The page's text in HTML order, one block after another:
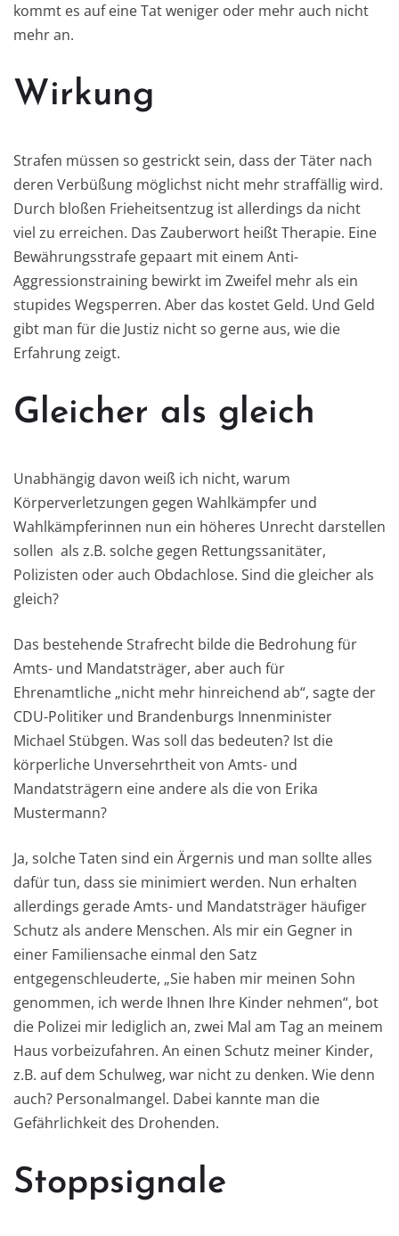
kommt es auf eine Tat weniger oder mehr auch nicht
mehr an.
Wirkung
Strafen müssen so gestrickt sein, dass der Täter nach
deren Verbüßung möglichst nicht mehr straffällig wird.
Durch bloßen Frieheitsentzug ist allerdings da nicht
viel zu erreichen. Das Zauberwort heißt Therapie. Eine
Bewährungsstrafe gepaart mit einem Anti-
Aggressionstraining bewirkt im Zweifel mehr als ein
stupides Wegsperren. Aber das kostet Geld. Und Geld
gibt man für die Justiz nicht so gerne aus, wie die
Erfahrung zeigt.
Gleicher als gleich
Unabhängig davon weiß ich nicht, warum
Körperverletzungen gegen Wahlkämpfer und
Wahlkämpferinnen nun ein höheres Unrecht darstellen
sollen als z.B. solche gegen Rettungssanitäter,
Polizisten oder auch Obdachlose. Sind die gleicher als
gleich?
Das bestehende Strafrecht bilde die Bedrohung für
Amts- und Mandatsträger, aber auch für
Ehrenamtliche „nicht mehr hinreichend ab“, sagte der
CDU-Politiker und Brandenburgs Innenminister
Michael Stübgen. Was soll das bedeuten? Ist die
körperliche Unversehrtheit von Amts- und
Mandatsträgern eine andere als die von Erika
Mustermann?
Ja, solche Taten sind ein Ärgernis und man sollte alles
dafür tun, dass sie minimiert werden. Nun erhalten
allerdings gerade Amts- und Mandatsträger häufiger
Schutz als andere Menschen. Als mir ein Gegner in
einer Familiensache einmal den Satz
entgegenschleuderte, „Sie haben mir meinen Sohn
genommen, ich werde Ihnen Ihre Kinder nehmen“, bot
die Polizei mir lediglich an, zwei Mal am Tag an meinem
Haus vorbeizufahren. An einen Schutz meiner Kinder,
z.B. auf dem Schulweg, war nicht zu denken. Wie denn
auch? Personalmangel. Dabei kannte man die
Gefährlichkeit des Drohenden.
Stoppsignale